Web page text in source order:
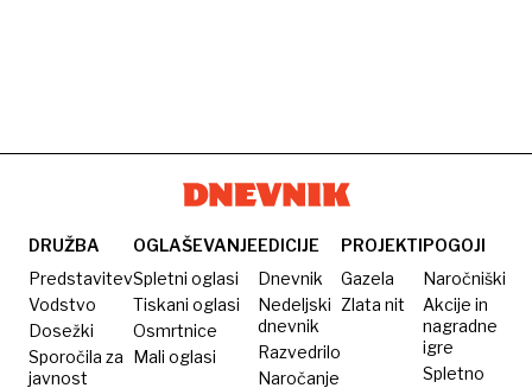
DRUŽBA
Predstavitev
Vodstvo
Dosežki
Sporočila za
javnost
OGLAŠEVANJE
Spletni oglasi
Tiskani oglasi
Osmrtnice
Mali oglasi
EDICIJE
Dnevnik
Nedeljski
dnevnik
Razvedrilo
Naročanje
PROJEKTI
Gazela
Zlata nit
POGOJI
Naročniški
Akcije in
nagradne
igre
Spletno